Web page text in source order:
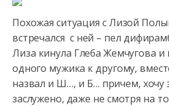
Похожая ситуация с Лизой
встречался с ней – пел
Лиза кинула Глеба Жемчугова и
одного мужика к другому,
назвал и Ш…, и Б… причем, хочу
заслужено, даже не смотря на